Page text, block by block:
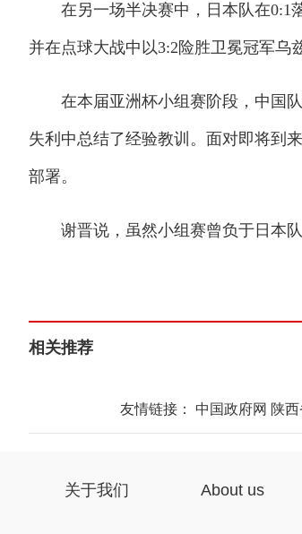
在另一场半决赛中，日本队在0:1落
并在点球大战中以3:2险胜卫冕冠军乌
在本届亚洲杯小组赛阶段，中国队
失利中总结了经验教训。面对即将到
部署。
谢晋说，虽然小组赛曾负于日本队
相关推荐
友情链接： 中国政府网 陕
关于我们 About us